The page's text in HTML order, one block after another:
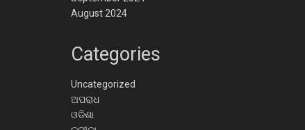
August 2024
Categories
Uncategorized
ଅପରାଧ
ଓଡିଶା